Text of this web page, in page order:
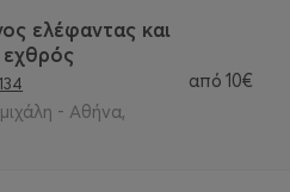
ελέφαντας και
- Αθήνα,
από 10€